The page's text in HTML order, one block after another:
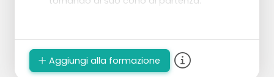
cono.
Dopo tre minuti, i giocatori di ogni squadra
si spostano una volta a destra ai coni blu.
Aggiungi alla formazione